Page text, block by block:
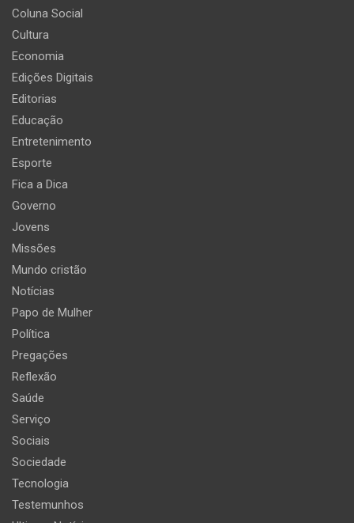
Coluna Social
Cultura
Economia
Edições Digitais
Editorias
Educação
Entretenimento
Esporte
Fica a Dica
Governo
Jovens
Missões
Mundo cristão
Notícias
Papo de Mulher
Política
Pregações
Reflexão
Saúde
Serviço
Sociais
Sociedade
Tecnologia
Testemunhos